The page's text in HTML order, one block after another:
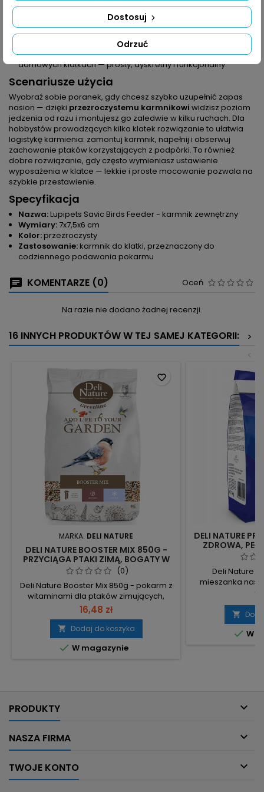
sprawdzisz poziom karmy bez konieczności demontażu, co
przyspiesza uzupełnianie i planowanie zakupów karmy dla
ptaków.
Uniwersalność zastosowania:Lupipets Savic Birds Feeder
sprawdzi się jako praktycznykarmnik dla ptakóww
domowych klatkach — prosty, dyskretny i funkcjonalny.
Scenariusze użycia
Wyobraź sobie poranek, gdy chcesz szybko uzupełnić zapas
nasion — dzięki przezroczystemu karmnikowi widzisz poziom
jedzenia od razu i montujesz go zaledwie w kilku ruchach. Dla
hobbystów prowadzących kilka klatek rozwiązanie to ułatwia
logistykę karmienia: zamontuj karmnik, napełnij i obserwuj
zachowanie ptaków korzystających z podpórki. To również
dobre rozwiązanie, gdy często wymieniasz ustawienie
wyposażenia w klatce — lekkie i proste mocowanie pozwala na
szybkie przestawienie.
Specyfikacja
Nazwa:Lupipets Savic Birds Feeder - karmnik zewnętrzny
Wymiary: 7x7,5x6 cm
Kolor:przezroczysty
Zastosowanie:karmnik do klatki, przeznaczony do
codziennego podawania pokarmu
KOMENTARZE (0) Oceń
Na razie nie dodano żadnej recenzji.
16 INNYCH PRODUKTÓW W TEJ SAMEJ KATEGORII:
>
<
MARKA: DELI NATURE
DELI NATURE BOOSTER MIX 850G -
PRZYCIĄGA PTAKI ZIMĄ, BOGATY W
WITAMINY (0)
Deli Nature Booster Mix 850g - pokarm z
witaminami dla ptaków zimujących,
wysokoenergetyczna mieszanka z
**30% tłuszczu** i **368 kcal/100g**. 30%
tłuszczu – wysoki zastrzyk energii na
mrozy. 368 kcal/100g – kaloryczność
dostosowana do chłodnych miesięcy.
16,48 zł
 Dodaj do koszyka
 W magazynie
favorite_border
DELI NATURE
ZDROWA,
KARMA DLA
Deli Nature
mieszanka
falistych 1kg
karma
falistych i
domowych.

 W
PRODUKTY 
NASZA FIRMA 
TWOJE KONTO 
Odrzuć
Dostosuj